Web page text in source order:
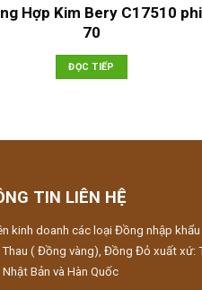
Hợp Kim Bery C17510 phi
70
ĐỌC TIẾP
TIN LIÊN HỆ
kinh doanh các loại Đồng nhập khẩu
( Đồng vàng), Đồng Đỏ xuất xứ:
Nhật Bản và Hàn Quốc